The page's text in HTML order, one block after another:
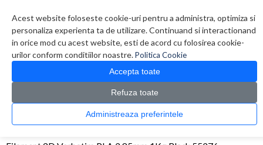
Acest website foloseste cookie-uri pentru a administra, optimiza si
personaliza experienta ta de utilizare. Continuand si interactionand
in orice mod cu acest website, esti de acord cu folosirea cookie-
urilor conform conditiilor noastre.Politica Cookie
Accepta toate
Refuza toate
Administreaza preferintele
0 produs(e)
CATALOG PRODUSE
Consumabile > Filament 3D > Filament 3D Verbatim PLA 2.85mm